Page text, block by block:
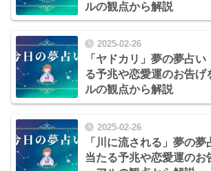
ルの観点から解説
2025-02-26
「ヤドカリ」夢の夢占
る予兆や恋愛運のお告げ
ルの観点から解説
2025-02-26
「川に流される」夢の
当たる予兆や恋愛運のお